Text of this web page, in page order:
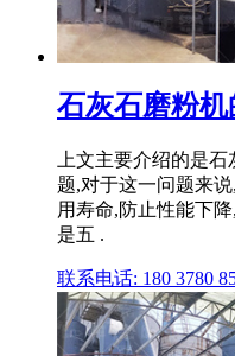
石灰石磨粉机
上文主要介绍的是
题,对于这一问题来
用寿命,防止性能下
是五 .
联系电话: 180 3780